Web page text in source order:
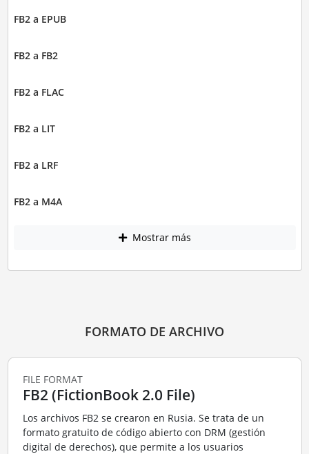
FB2 a EPUB
FB2 a FB2
FB2 a FLAC
FB2 a LIT
FB2 a LRF
FB2 a M4A
Mostrar más
FORMATO DE ARCHIVO
FILE FORMAT
FB2 (FictionBook 2.0 File)
Los archivos FB2 se crearon en Rusia. Se trata de un
formato gratuito de código abierto con DRM (gestión
digital de derechos), que permite a los usuarios